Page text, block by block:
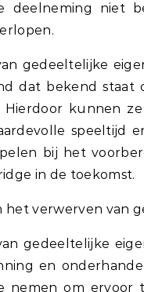
deelneming niet
gedeeltelijke
dat bekend staat
Hierdoor kunnen
speeltijd
bij het
in de toekomst.
het verwerven van
gedeeltelijke
en
nemen om ervoor